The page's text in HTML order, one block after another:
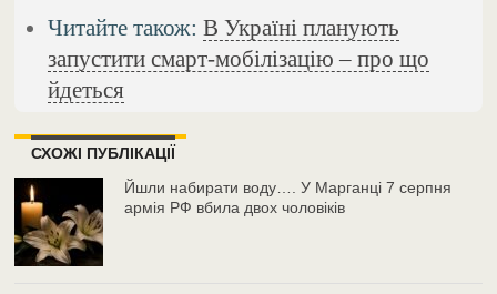
Читайте також:В Україні планують
запустити смарт-мобілізацію – про що
йдеться
СХОЖІ ПУБЛІКАЦІЇ
Йшли набирати воду…. У Марганці 7 серпня
армія РФ вбила двох чоловіків